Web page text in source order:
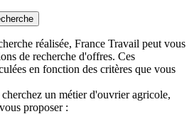
réalisée, France Travail peut vous
de recherche d'offres. Ces
en fonction des critères que vous
un métier d'ouvrier agricole,
proposer :